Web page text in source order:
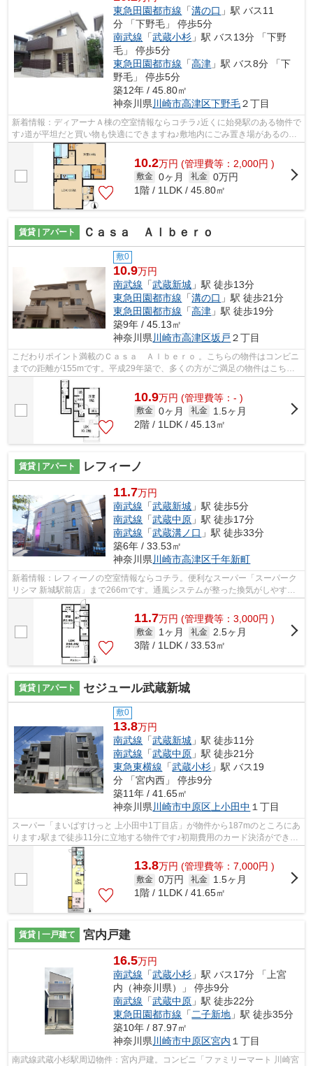
東急田園都市線 「溝の口 」駅 バス11
分 「下野毛」 停歩5分
南武線 「武蔵小杉 」駅 バス13分 「下野
毛」 停歩5分
東急田園都市線 「高津 」駅 バス8分 「下
野毛」 停歩5分
築12年 / 45.80㎡
神奈川県川崎市高津区下野毛２丁目
新着情報：ディアーナＡ棟の空室情報ならコチラ♪近くに始発駅のある物件で
す♪道が平坦だと買い物も快適にできますね♪敷地内にごみ置き場があるの
で、ごみ出しも便利です♪メールアドレ...
10.2万円 (管理費等：2,000円 )
敷金 0ヶ月 礼金 0万円
1階 / 1LDK / 45.80㎡
賃貸 | アパート Ｃａｓａ Ａｌｂｅｒｏ
敷0
10.9万円
南武線 「武蔵新城 」駅 徒歩13分
東急田園都市線 「溝の口 」駅 徒歩21分
東急田園都市線 「高津 」駅 徒歩19分
築9年 / 45.13㎡
神奈川県 川崎市高津区坂戸 ２丁目
こだわりポイント満載のＣａｓａ Ａｌｂｅｒｏ 。こちらの物件はコンビニ
までの距離が155mです。平成29年築で、多くの方がご満足の物件はこちら
です。こちらのアパートでは初期費用を...
10.9万円 (管理費等：- )
敷金 0ヶ月 礼金
1.5ヶ月
2階 / 1LDK / 45.13㎡
賃貸 | アパート レフィーノ
11.7万円
南武線 「武蔵新城 」駅 徒歩5分
南武線 「武蔵中原 」駅 徒歩17分
南武線 「武蔵溝ノ口 」駅 徒歩33分
築6年 / 33.53㎡
神奈川県 川崎市高津区千年新町
新着情報：レフィーノの空室情報ならコチラ。便利なスーパー「スーパーク
リシマ 新城駅前店」まで266mです。通風システムが整った換気がしやすい
アパートです。移動範囲が広がる2駅利...
11.7万円 (管理費等：3,000円 )
敷金 1ヶ月 礼金 2.5ヶ月
3階 / 1LDK / 33.53㎡
賃貸 | アパート セジュール武蔵新城
敷0
13.8万円
南武線 「武蔵新城 」駅 徒歩11分
南武線 「武蔵中原 」駅 徒歩21分
東急東横線 「武蔵小杉 」駅 バス19
分 「宮内西」 停歩9分
築11年 / 41.65㎡
神奈川県 川崎市中原区 上小田中 １丁目
スーパー「まいばすけっと 上小田中1丁目店」が物件から187mのところにあ
ります♪駅まで徒歩11分に立地する物件です♪初期費用のカード決済ができま
す♪こちらの物件はアパートです♪川崎...
13.8万円 (管理費等：7,000円 )
敷金 0万円 礼金
1.5ヶ月
1階 / 1LDK / 41.65㎡
賃貸 | 一戸建て 宮内戸建
16.5万円
南武線 「武蔵小杉 」駅 バス17分 「上宮
内（神奈川県）」 停歩9分
南武線 「武蔵中原 」駅 徒歩22分
東急田園都市線 「二子新地 」駅 徒歩35分
築10年 / 87.97㎡
神奈川県川崎市中原区宮内 １丁目
南武線武蔵小杉駅周辺物件：宮内戸建。コンビニ「ファミリーマート 川崎宮